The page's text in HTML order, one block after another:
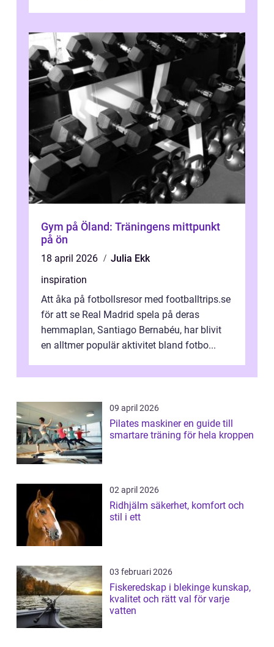
Gym på Öland: Träningens mittpunkt
på ön
18 april 2026
Julia Ekk
inspiration
Att åka på fotbollsresor med footballtrips.se
för att se Real Madrid spela på deras
hemmaplan, Santiago Bernabéu, har blivit
en alltmer populär aktivitet bland fotbo...
09 april 2026
Pilates maskiner en guide till
smartare träning för hela kroppen
02 april 2026
Ridhjälm säkerhet, komfort och
stil i ett
03 februari 2026
Fiskeredskap i blekinge kunskap,
kvalitet och rätt val för varje
vatten